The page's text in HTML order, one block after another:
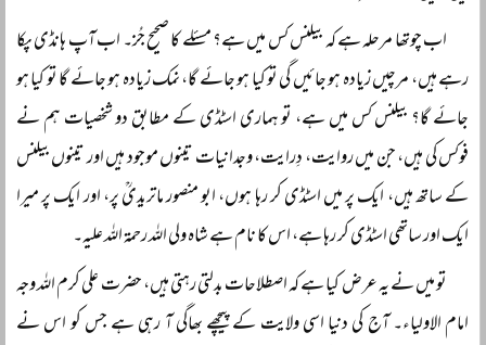
اب چوتھا مرحلہ ہے کہ بیلنس کس میں ہے؟ مسئلے کا صحیح جُز۔ اب آپ ہانڈی پکا
رہے ہیں، مرچیں زیادہ ہو جائیں گی تو کیا ہو جائے گا، نمک زیادہ ہو جائے گا تو کیا ہو
جائے گا؟ بیلنس کس میں ہے، تو ہماری اسٹڈی کے مطابق دو شخصیات ہم نے
فوکس کی ہیں، جن میں روایت، دِرایت، وجدانیات تینوں موجود ہیں اور تینوں بیلنس
کے ساتھ ہیں، ایک پر میں اسٹڈی کر رہا ہوں، ابو منصور ماتریدیؒ پر، اور ایک پر میرا
ایک اور ساتھی اسٹڈی کر رہا ہے، اس کا نام ہے شاہ ولی اللہ رحمۃ اللہ علیہ۔
تو میں نے یہ عرض کیا ہے کہ اصطلاحات بدلتی رہتی ہیں، حضرت علی کرم اللہ وجہ
امام الاولیاء۔ آج کی دنیا اسی ولایت کے پیچھے بھاگی آ رہی ہے جس کو اس نے